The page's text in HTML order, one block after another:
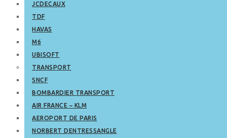
JCDECAUX
TDF
HAVAS
M6
UBISOFT
TRANSPORT
SNCF
BOMBARDIER TRANSPORT
AIR FRANCE – KLM
AEROPORT DE PARIS
NORBERT DENTRESSANGLE